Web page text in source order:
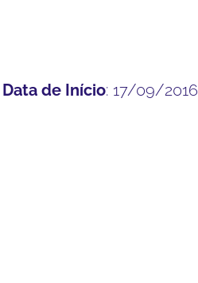
Data de Início: 17/09/2016